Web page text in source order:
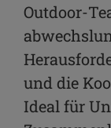
Outdoor-
und die
Ideal für